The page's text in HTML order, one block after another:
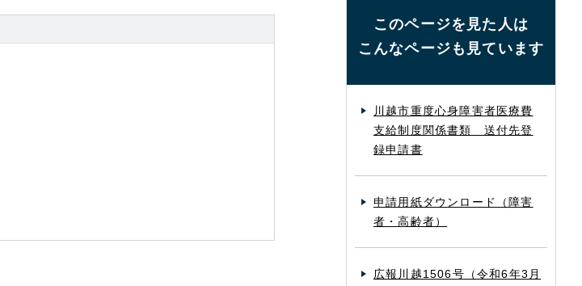
このページを見た人は
こんなページも見ています
川越市重度心身障害者医療費
支給制度関係書類 送付先登
録申請書
申請用紙ダウンロード（障害
者・高齢者）
広報川越1506号（令和6年3月